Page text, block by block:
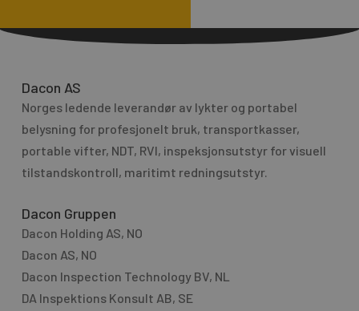
M
s
a
g
e
t
r
n
i
v
:
Dacon AS
Norges ledende leverandør av lykter og portabel
belysning for profesjo­nelt bruk, transport­kasser,
portable vifter, NDT, RVI, inspeksjonsutstyr for visuell
tilstandskontroll, maritimt redningsutstyr.
Dacon Gruppen
Dacon Holding AS, NO
Dacon AS, NO
Dacon Inspection Technology BV, NL
DA Inspektions Konsult AB, SE